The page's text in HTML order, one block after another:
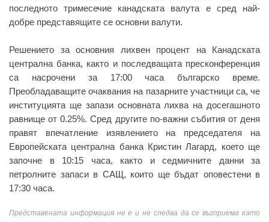
последното тримесечие канадската валута е сред най-
добре представящите се основни валути.
Решението за основния лихвен процент на Канадската
централна банка, както и последващата пресконференция
са насрочени за 17:00 часа българско време.
Преобладаващите очаквания на пазарните участници са, че
институцията ще запази основната лихва на досегашното
равнище от 0.25%. Сред другите по-важни събития от деня
правят впечатление изявлението на председателя на
Европейската централна банка Кристин Лагард, което ще
започне в 10:15 часа, както и седмичните данни за
петролните запаси в САЩ, които ще бъдат оповестени в
17:30 часа.
Представената информация не е и не следва да се възприема като